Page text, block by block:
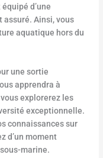
d’une
assuré. Ainsi, vous
aquatique hors du
une sortie
apprendra à
explorerez les
exceptionnelle.
connaissances sur
d’un moment
marine.